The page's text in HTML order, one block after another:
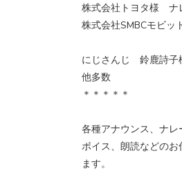
株式会社トヨタ様 ナ
株式会社SMBCモビ
にじさんじ 鈴鹿詩
他多数
＊＊＊＊＊
各種アナウンス、ナ
ボイス、朗読などのお
ます。